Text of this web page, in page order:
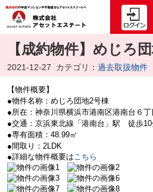
【成約物件】めじろ
2021-12-27 カテゴリ： 過去取扱物件
【物件概要】
●物件名称：めじろ団地2号棟
●所在：神奈川県横浜市港南区港南台６丁
●交通：京浜東北線「港南台」駅 徒歩10
●専有面積：48.99㎡
●間取り：2LDK
●詳細な物件概要はこちら